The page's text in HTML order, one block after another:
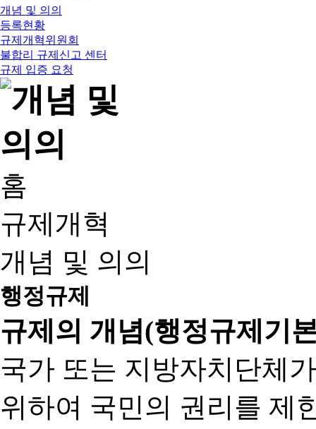
개념 및 의의
등록현황
규제개혁위원회
불합리 규제신고 센터
규제 입증 요청
홈
규제개혁
개념 및 의의
행정규제
규제의 개념(행정규제기
국가 또는 지방자치단체
위하여 국민의 권리를 제